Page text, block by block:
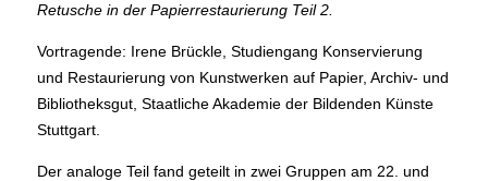
Retusche in der Papierrestaurierung Teil 2.
Vortragende: Irene Brückle, Studiengang Konservierung
und Restaurierung von Kunstwerken auf Papier, Archiv- und
Bibliotheksgut, Staatliche Akademie der Bildenden Künste
Stuttgart.
Der analoge Teil fand geteilt in zwei Gruppen am 22. und